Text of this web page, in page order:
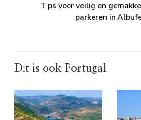
Tips voor veilig en
parkeren in
Dit is ook Portugal